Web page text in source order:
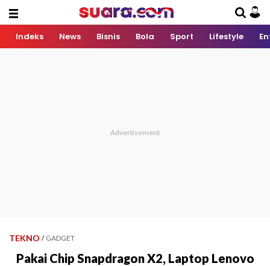
Indeks News Bisnis Bola Sport Lifestyle
TEKNO / GADGET
Pakai Chip Snapdragon X2, Laptop Lenovo